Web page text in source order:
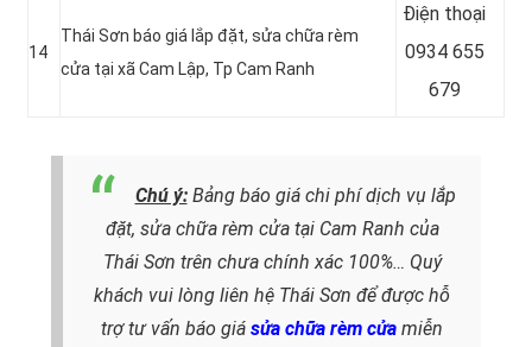
14
Thái Sơn báo giá lắp đặt, sửa chữa rèm
cửa tại xã Cam Lập, Tp Cam Ranh
Điện thoại
0934 655
679
Chú ý:Bảng báo giá chi phí dịch vụ lắp
đặt, sửa chữa rèm cửa tại Cam Ranh của
Thái Sơn trên chưa chính xác 100%… Quý
khách vui lòng liên hệ Thái Sơn để được hỗ
trợ tư vấn báo giá sửa chữa rèm cửa miễn